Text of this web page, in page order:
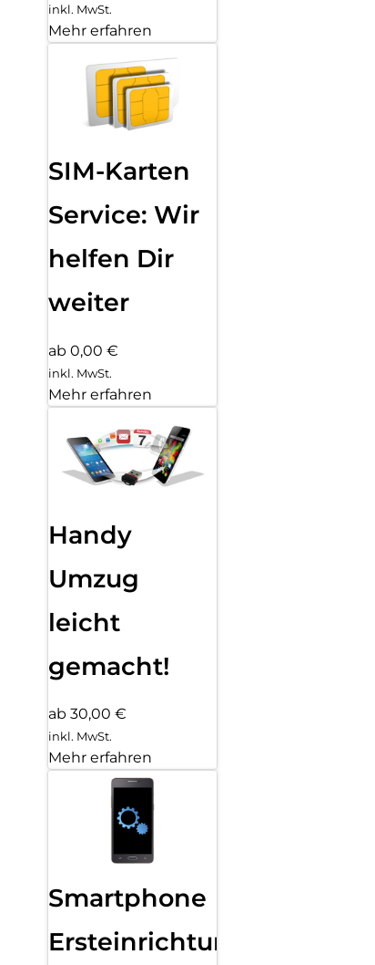
inkl. MwSt.
Mehr erfahren
SIM-Karten
Service: Wir
helfen Dir
weiter
ab 0,00 €
inkl. MwSt.
Mehr erfahren
Handy
Umzug
leicht
gemacht!
ab 30,00 €
inkl. MwSt.
Mehr erfahren
Smartphone
Ersteinrichtung